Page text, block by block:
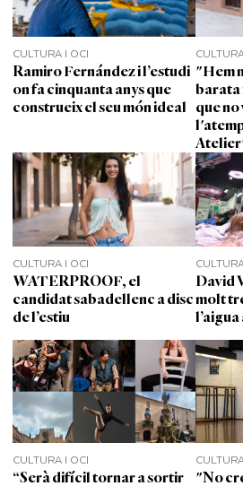
CULTURA I OCI
Ramiro Fernández i l’estudi
on fa cinquanta anys que
construeix el seu món ideal
"Hem
barata
que
CULTURA I OCI
WATERPROOF, el
candidat sabadellenc a disc
de l’estiu
David
molt
CULTURA I OCI
“Serà difícil tornar a sortir
"No